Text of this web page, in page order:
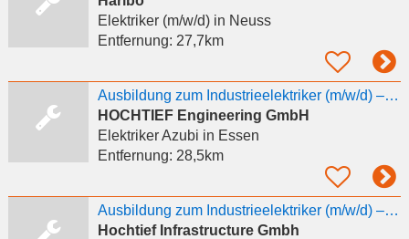
Elektriker (m/w/d)in Neuss
Entfernung: 27,7km
Ausbildung zum Industrieelektriker (m/w/d) – Fachrichtung Betriebstechnik
HOCHTIEF Engineering GmbH
Elektriker Azubi in Essen
Entfernung: 28,5km
Ausbildung zum Industrieelektriker (m/w/d) – Fachrichtung Betriebstechnik
Hochtief Infrastructure Gmbh